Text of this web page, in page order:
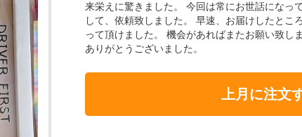
来栄えに驚きました。 今回は常にお世話になっ
して、依頼致しました。 早速、お届けしたとこ
って頂けました。 機会があればまたお願い致し
ありがとうございました。
上月に注文